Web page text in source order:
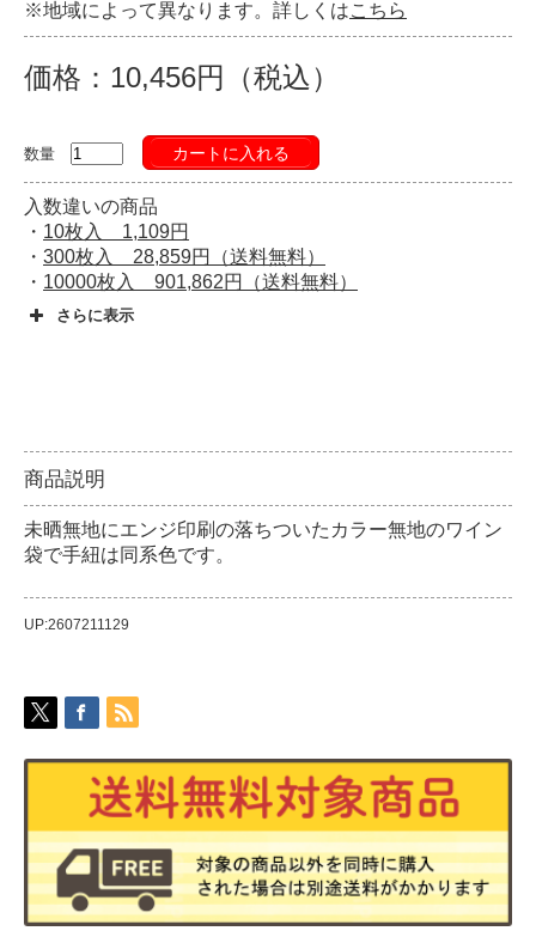
※地域によって異なります。詳しくはこちら
価格：10,456円（税込）
数量 カートに入れる
入数違いの商品
・ 10枚入 1,109円
・ 300枚入 28,859円（送料無料）
・ 10000枚入 901,862円（送料無料）
さらに表示
商品説明
未晒無地にエンジ印刷の落ちついたカラー無地のワイン
袋で手紐は同系色です。
UP:2607211129